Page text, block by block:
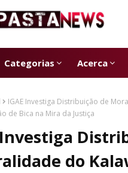
Categorias Acerca
IGAE Investiga Distribuição de
de Bica na Mira da Justiça
Investiga
do